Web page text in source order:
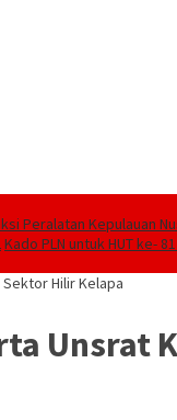
Peralatan Kepulauan
Kado PLN untuk HUT ke-
Hilir Kelapa
Unsrat